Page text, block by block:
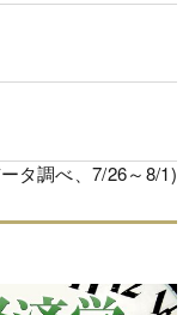
タ調べ、7/26～8/1)